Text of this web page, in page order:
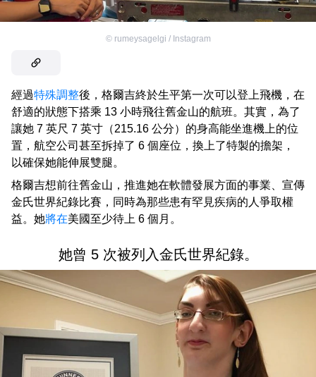
© rumeysagelgi / Instagram
經過特殊調整後，格爾吉終於生平第一次可以登上飛機，在
舒適的狀態下搭乘 13 小時飛往舊金山的航班。其實，為了
讓她 7 英尺 7 英寸（215.16 公分）的身高能坐進機上的位
置，航空公司甚至拆掉了 6 個座位，換上了特製的擔架，
以確保她能伸展雙腿。
格爾吉想前往舊金山，推進她在軟體發展方面的事業、宣傳
金氏世界紀錄比賽，同時為那些患有罕見疾病的人爭取權
益。她將在美國至少待上 6 個月。
她曾 5 次被列入金氏世界紀錄。